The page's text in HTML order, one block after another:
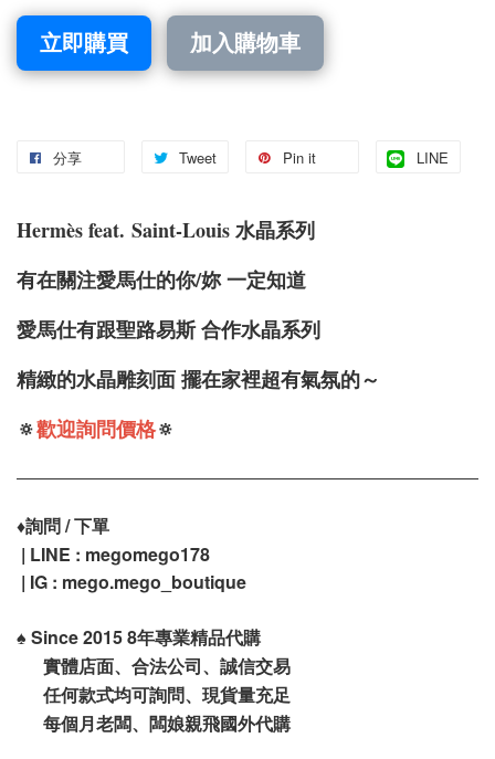
立即購買 加入購物車
分享 Tweet Pin it LINE
Hermèsfeat. Saint-Louis 水晶系列
有在關注愛馬仕的你/妳 一定知道
愛馬仕有跟聖路易斯 合作水晶系列
精緻的水晶雕刻面 擺在家裡超有氣氛的～
🔅歡迎詢問價格🔅
♦️詢問 / 下單
| LINE : megomego178
| IG : mego.mego_boutique
♠️ Since 2015 8年專業精品代購
實體店面、合法公司、誠信交易
任何款式均可詢問、現貨量充足
每個月老闆、闆娘親飛國外代購